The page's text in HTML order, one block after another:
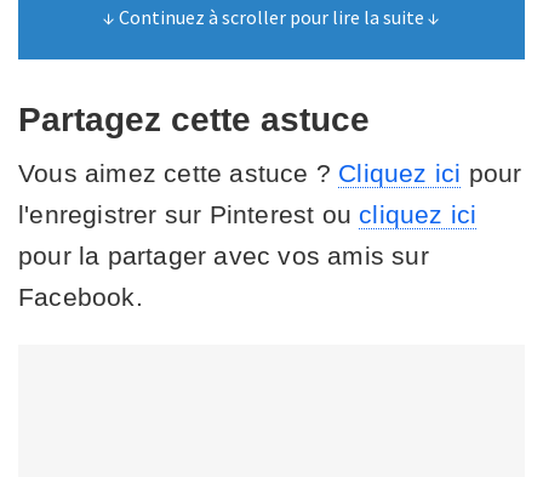
↓ Continuez à scroller pour lire la suite ↓
Partagez cette astuce
Vous aimez cette astuce ? Cliquez ici pour
l'enregistrer sur Pinterest ou cliquez ici
pour la partager avec vos amis sur
Facebook.